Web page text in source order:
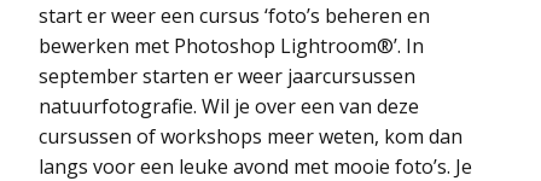
start er weer een cursus ‘foto’s beheren en
bewerken met Photoshop Lightroom®’. In
september starten er weer jaarcursussen
natuurfotografie. Wil je over een van deze
cursussen of workshops meer weten, kom dan
langs voor een leuke avond met mooie foto’s. Je